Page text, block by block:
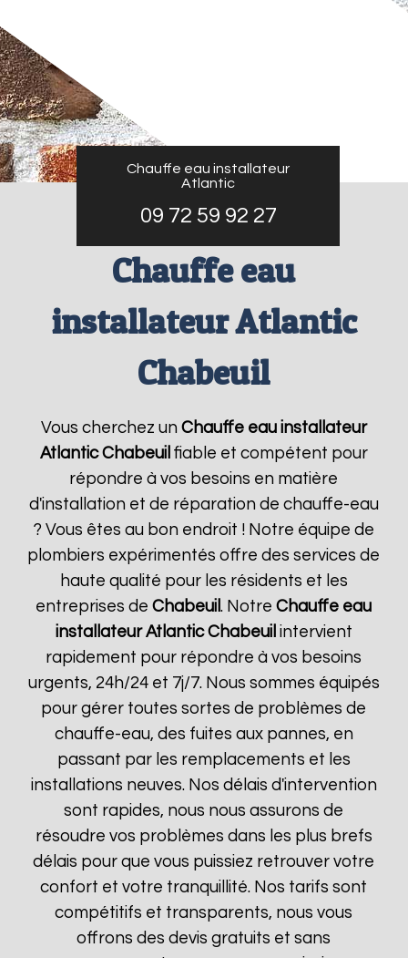
Chauffe eau installateur
Atlantic
09 72 59 92 27
Chauffe eau
installateur Atlantic
Chabeuil
Vous cherchez un Chauffe eau installateur
Atlantic Chabeuil fiable et compétent pour
répondre à vos besoins en matière
d'installation et de réparation de chauffe-eau
? Vous êtes au bon endroit ! Notre équipe de
plombiers expérimentés offre des services de
haute qualité pour les résidents et les
entreprises deChabeuil. NotreChauffe eau
installateur Atlantic Chabeuil intervient
rapidement pour répondre à vos besoins
urgents, 24h/24 et 7j/7. Nous sommes équipés
pour gérer toutes sortes de problèmes de
chauffe-eau, des fuites aux pannes, en
passant par les remplacements et les
installations neuves. Nos délais d'intervention
sont rapides, nous nous assurons de
résoudre vos problèmes dans les plus brefs
délais pour que vous puissiez retrouver votre
confort et votre tranquillité. Nos tarifs sont
compétitifs et transparents, nous vous
offrons des devis gratuits et sans